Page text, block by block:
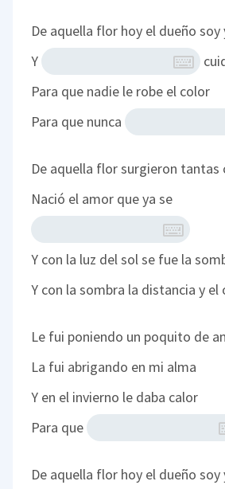
De aquella flor hoy el dueño soy
Y
Para que nadie le robe el color
Para que nunca
De aquella flor surgieron tantas
Nació el amor que ya se
Y con la luz del sol se fue la
Y con la sombra la distancia y el
Le fui poniendo un poquito de
La fui abrigando en mi alma
Y en el invierno le daba calor
Para que
De aquella flor hoy el dueño soy